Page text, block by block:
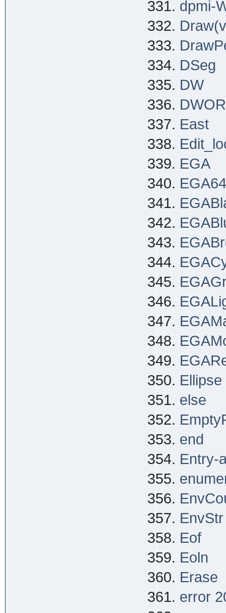
dpmi-
DSeg
DW
East
EGA
EGA64
Ellipse
else
end
Entry-
EnvStr
Eof
Eoln
Erase
error